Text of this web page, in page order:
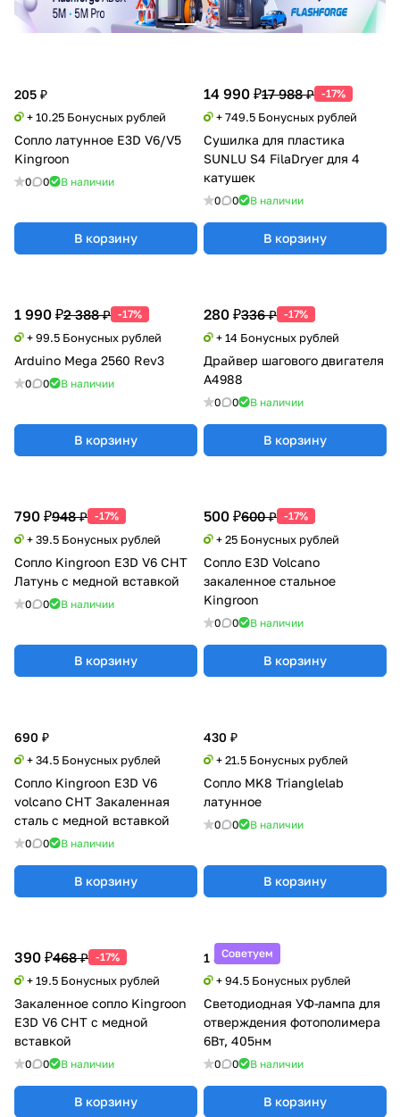
205 ₽
+ 10.25 Бонусных рублей
Сопло латунное E3D V6/V5
Kingroon
0 0 В наличии
В корзину
14 990 ₽17 988 ₽ -17%
+ 749.5 Бонусных рублей
Сушилка для пластика
SUNLU S4 FilaDryer для 4
катушек
0 0 В наличии
В корзину
1 990 ₽2 388 ₽ -17%
+ 99.5 Бонусных рублей
Arduino Mega 2560 Rev3
0 0 В наличии
В корзину
280 ₽336 ₽ -17%
+ 14 Бонусных рублей
Драйвер шагового двигателя
A4988
0 0 В наличии
В корзину
790 ₽948 ₽ -17%
+ 39.5 Бонусных рублей
Сопло Kingroon E3D V6 CHT
Латунь с медной вставкой
0 0 В наличии
В корзину
500 ₽600 ₽ -17%
+ 25 Бонусных рублей
Сопло E3D Volcano
закаленное стальное
Kingroon
0 0 В наличии
В корзину
690 ₽
+ 34.5 Бонусных рублей
Сопло Kingroon E3D V6
volcano CHT Закаленная
сталь с медной вставкой
0 0 В наличии
В корзину
430 ₽
+ 21.5 Бонусных рублей
Сопло MK8 Trianglelab
латунное
0 0 В наличии
В корзину
390 ₽468 ₽ -17%
+ 19.5 Бонусных рублей
Закаленное сопло Kingroon
E3D V6 CHT с медной
вставкой
0 0 В наличии
В корзину
Советуем
1 890 ₽
+ 94.5 Бонусных рублей
Светодиодная УФ-лампа для
отверждения фотополимера
6Вт, 405нм
0 0 В наличии
В корзину